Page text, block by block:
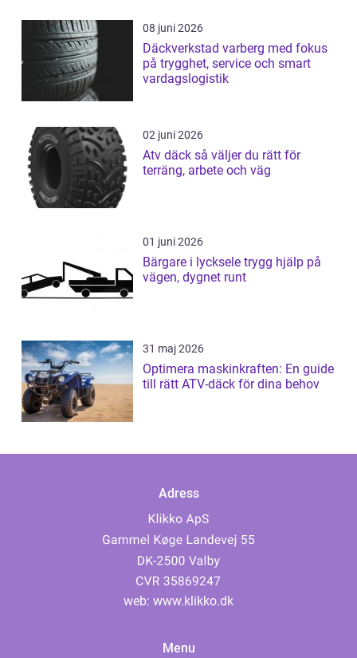
08 juni 2026
Däckverkstad varberg med fokus
på trygghet, service och smart
vardagslogistik
02 juni 2026
Atv däck så väljer du rätt för
terräng, arbete och väg
01 juni 2026
Bärgare i lycksele trygg hjälp på
vägen, dygnet runt
31 maj 2026
Optimera maskinkraften: En guide
till rätt ATV-däck för dina behov
Adress
web: www.klikko.dk
Menu